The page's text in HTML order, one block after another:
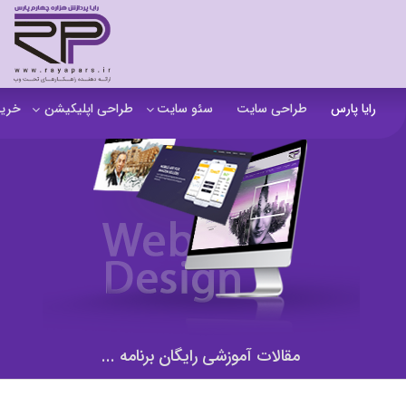
رایا پارس طراحی سایت سئو سایت
سفارش تولید محتوا
آنالیز سایت
آموزش سئو در مشهد
سئو خارجی و ساخت بک لینک
طراحی اپلیکیشن
اپلیکیشن b2b
اپلیکیشن فروشگاهی
اپلیکیشن آموزشی
مقالات آموزشی رایگان برنامه ...